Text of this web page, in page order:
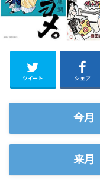
ツイート シェア
今月
来月